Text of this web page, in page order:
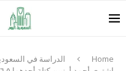
Home
الدراسة في